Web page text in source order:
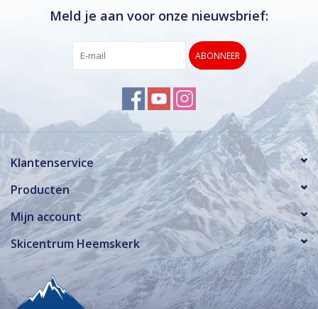
Meld je aan voor onze nieuwsbrief:
ABONNEER
Klantenservice
Producten
Mijn account
Skicentrum Heemskerk